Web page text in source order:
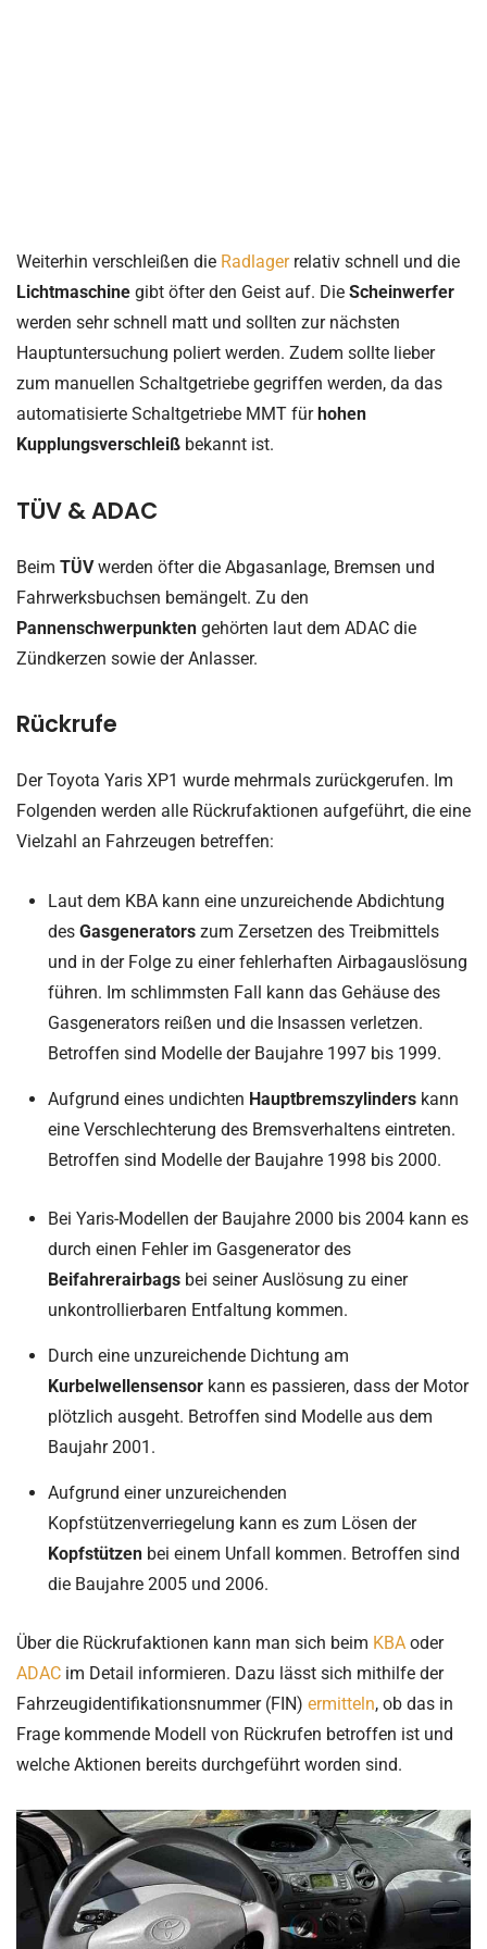
Weiterhin verschleißen die Radlager relativ schnell und die
Lichtmaschine gibt öfter den Geist auf. Die Scheinwerfer
werden sehr schnell matt und sollten zur nächsten
Hauptuntersuchung poliert werden. Zudem sollte lieber
zum manuellen Schaltgetriebe gegriffen werden, da das
automatisierte Schaltgetriebe MMT fürhohen
Kupplungsverschleiß bekannt ist.
TÜV & ADAC
Beim TÜVwerden öfter die Abgasanlage, Bremsen und
Fahrwerksbuchsen bemängelt. Zu den
Pannenschwerpunkten gehörten laut dem ADAC die
Zündkerzen sowie der Anlasser.
Rückrufe
Der Toyota Yaris XP1 wurde mehrmals zurückgerufen. Im
Folgenden werden alle Rückrufaktionen aufgeführt, die eine
Vielzahl an Fahrzeugen betreffen:
Laut dem KBA kann eine unzureichende Abdichtung
des Gasgenerators zum Zersetzen des Treibmittels
und in der Folge zu einer fehlerhaften Airbagauslösung
führen. Im schlimmsten Fall kann das Gehäuse des
Gasgenerators reißen und die Insassen verletzen.
Betroffen sind Modelle der Baujahre 1997 bis 1999.
Aufgrund eines undichten Hauptbremszylinders kann
eine Verschlechterung des Bremsverhaltens eintreten.
Betroffen sind Modelle der Baujahre 1998 bis 2000.
Bei Yaris-Modellen der Baujahre 2000 bis 2004 kann es
durch einen Fehler im Gasgenerator des
Beifahrerairbags bei seiner Auslösung zu einer
unkontrollierbaren Entfaltung kommen.
Durch eine unzureichende Dichtung am
Kurbelwellensensor kann es passieren, dass der Motor
plötzlich ausgeht. Betroffen sind Modelle aus dem
Baujahr 2001.
Aufgrund einer unzureichenden
Kopfstützenverriegelung kann es zum Lösen der
Kopfstützen bei einem Unfall kommen. Betroffen sind
die Baujahre 2005 und 2006.
Über die Rückrufaktionen kann man sich beim KBA oder
ADAC im Detail informieren. Dazu lässt sich mithilfe der
Fahrzeugidentifikationsnummer (FIN) ermitteln, ob das in
Frage kommende Modell von Rückrufen betroffen ist und
welche Aktionen bereits durchgeführt worden sind.